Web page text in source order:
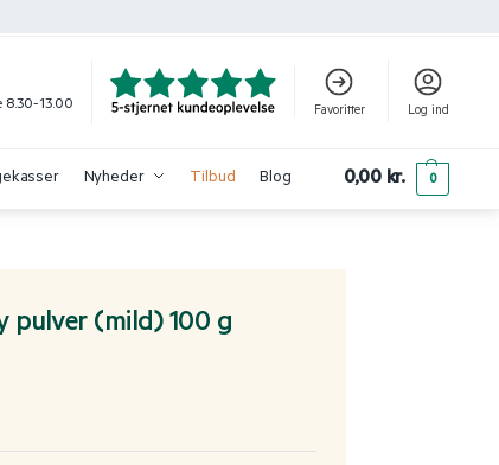
8.30-13.00 Favoritter Log ind
Nyheder Tilbud Blog 0,00 kr. 0
pulver (mild) 100 g